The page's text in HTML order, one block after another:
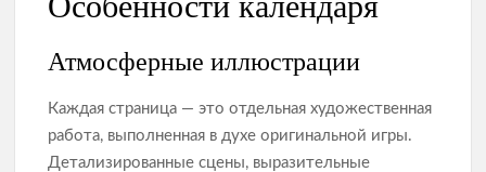
Атмосферные иллюстрации
Каждая страница — это отдельная художественная
работа, выполненная в духе оригинальной игры.
Детализированные сцены, выразительные